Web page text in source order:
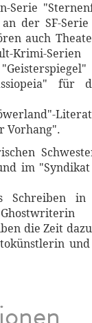
Serie
der SF-
auch
Krimi-Serien
für
Vorhang".
im
Schreiben in
die Zeit